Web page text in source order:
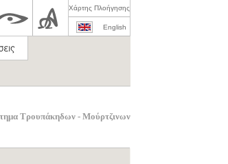
Χάρτης Πλοήγησης
English
Τρουπάκηδων - Μούρτζινων